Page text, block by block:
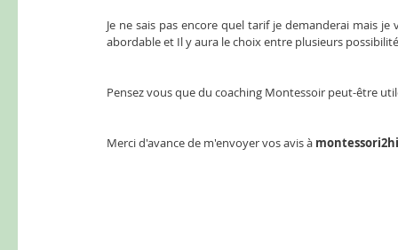
Je ne sais pas encore quel tarif je demanderai mais
abordable et Il y aura le choix entre plusieurs
Pensez vous que du coaching Montessoir peut-être
Merci d'avance de m'envoyer vos avis à